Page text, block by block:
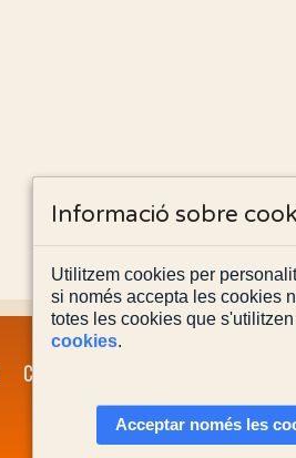
CONTACTA'NS
Informació sobre
Utilitzem cookies per
si només accepta les cookies
totes les cookies que
cookies.
Acceptar només les